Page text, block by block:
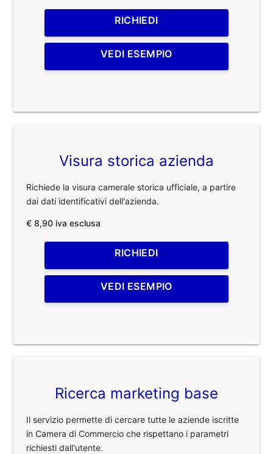
RICHIEDI
VEDI ESEMPIO
Visura storica azienda
Richiede la visura camerale storica ufficiale, a partire
dai dati identificativi dell'azienda.
€ 8,90 iva esclusa
RICHIEDI
VEDI ESEMPIO
Ricerca marketing base
Il servizio permette di cercare tutte le aziende iscritte
in Camera di Commercio che rispettano i parametri
richiesti dall'utente.